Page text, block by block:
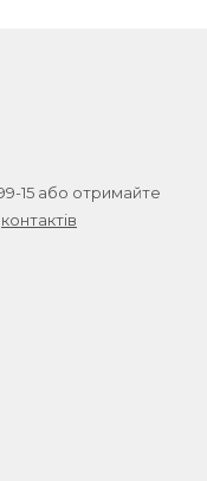
15 або отримайте
контактів